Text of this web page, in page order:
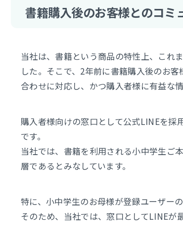
書籍購入後のお客様とのコミ
当社は、書籍という商品の特性上、これ
した。そこで、2年前に書籍購入後のお
合わせに対応し、かつ購入者様に有益な
購入者様向けの窓口として公式LINEを採
です。
当社では、書籍を利用される小中学生ご
層であるとみなしています。
特に、小中学生のお母様が登録ユーザー
そのため、当社では、窓口としてLINEが